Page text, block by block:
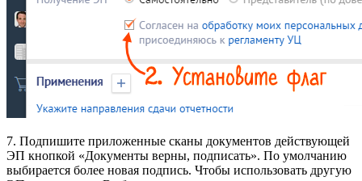
7. Подпишите приложенные сканы документов действующей
ЭП кнопкой «Документы верны, подписать». По умолчанию
выбирается более новая подпись. Чтобы использовать другую